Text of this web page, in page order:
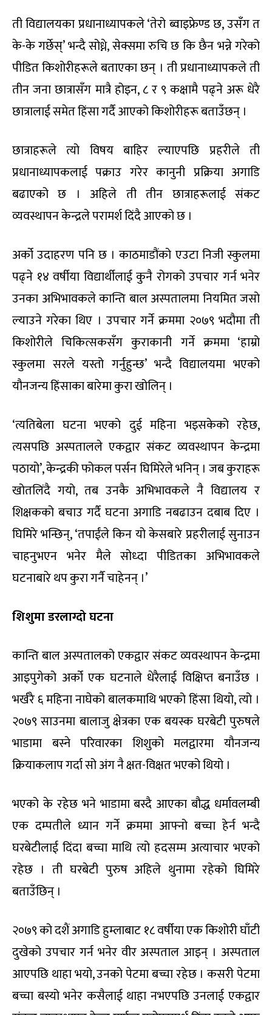
ती विद्यालयका प्रधानाध्यापकले ‘तेरो ब्वाइफ्रेण्ड छ, उसँग त
के-के गर्छेस्’ भन्दै सोध्ने, सेक्समा रुचि छ कि छैन भन्ने गरेको
पीडित किशोरीहरूले बताएका छन् । ती प्रधानाध्यापकले ती
तीन जना छात्रासँग मात्रै होइन, ८ र ९ कक्षामै पढ्ने अरू धेरै
छात्रालाई समेत हिंसा गर्दै आएको किशोरीहरू बताउँछन् ।
छात्राहरूले त्यो विषय बाहिर ल्याएपछि प्रहरीले ती
प्रधानाध्यापकलाई पक्राउ गरेर कानुनी प्रक्रिया अगाडि
बढाएको छ । अहिले ती तीन छात्राहरूलाई संकट
व्यवस्थापन केन्द्रले परामर्श दिंदै आएको छ ।
अर्को उदाहरण पनि छ । काठमाडौंको एउटा निजी स्कुलमा
पढ्ने १४ वर्षीया विद्यार्थीलाई कुनै रोगको उपचार गर्न भनेर
उनका अभिभावकले कान्ति बाल अस्पतालमा नियमित जसो
ल्याउने गरेका थिए । उपचार गर्ने क्रममा २०७९ भदौमा ती
किशोरीले चिकित्सकसँग कुराकानी गर्ने क्रममा ‘हाम्रो
स्कुलमा सरले यस्तो गर्नुहुन्छ’ भन्दै विद्यालयमा भएको
यौनजन्य हिंसाका बारेमा कुरा खोलिन् ।
‘त्यतिबेला घटना भएको दुई महिना भइसकेको रहेछ,
त्यसपछि अस्पतालले एकद्वार संकट व्यवस्थापन केन्द्रमा
पठायो’, केन्द्रकी फोकल पर्सन घिमिरेले भनिन् । जब कुराहरू
खोतलिंदै गयो, तब उनकै अभिभावकले नै विद्यालय र
शिक्षकको बचाउ गर्दै घटना अगाडि नबढाउन दबाब दिए ।
घिमिरे भन्छिन्, ‘तपाईंले किन यो केसबारे प्रहरीलाई सुनाउन
चाहनुभएन भनेर मैले सोध्दा पीडितका अभिभावकले
घटनाबारे थप कुरा गर्नै चाहेनन् ।’
शिशुमा डरलाग्दो घटना
कान्ति बाल अस्पतालको एकद्वार संकट व्यवस्थापन केन्द्रमा
आइपुगेको अर्को एक घटनाले धेरैलाई विक्षिप्त बनाउँछ ।
भर्खरै ६ महिना नाघेको बालकमाथि भएको हिंसा थियो, त्यो ।
२०७९ साउनमा बालाजु क्षेत्रका एक बयस्क घरबेटी पुरुषले
भाडामा बस्ने परिवारका शिशुको मलद्वारमा यौनजन्य
क्रियाकलाप गर्दा सो अंग नै क्षत-विक्षत भएको थियो ।
भएको के रहेछ भने भाडामा बस्दै आएका बौद्ध धर्मावलम्बी
एक दम्पतीले ध्यान गर्ने क्रममा आफ्नो बच्चा हेर्न भन्दै
घरबेटीलाई दिंदा बच्चा माथि त्यो हदसम्म अत्याचार भएको
रहेछ । ती घरबेटी पुरुष अहिले थुनामा रहेको घिमिरे
बताउँछिन् ।
२०७९ को दशैं अगाडि हुम्लाबाट १८ वर्षीया एक किशोरी घाँटी
दुखेको उपचार गर्न भनेर वीर अस्पताल आइन् । अस्पताल
आएपछि थाहा भयो, उनको पेटमा बच्चा रहेछ । कसरी पेटमा
बच्चा बस्यो भनेर कसैलाई थाहा नभएपछि उनलाई एकद्वार